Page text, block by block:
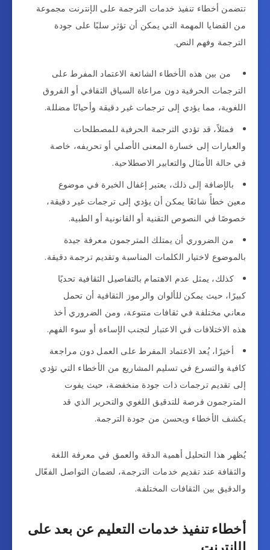
تتضمن أخطاء تنفيذ خدمات الترجمة على الإنترنت مجموعة
من القضايا المهمة التي يمكن أن تؤثر سلبًا على جودة
الترجمة وفهم النص.
من بين هذه الأخطاء الشائعة الاعتماد المفرط على
الترجمات الحرفية دون مراعاة السياق الثقافي أو الفروق
اللغوية، مما يؤدي إلى ترجمات غير دقيقة وأحيانًا مضللة.
فمثلاً، قد تؤدي الترجمة الحرفية للمصطلحات
والعبارات إلى خسارة المعنى الأصلي أو تحريفه، خاصة
في حالة الأمثال والتعابير الاصطلاحية.
بالإضافة إلى ذلك، يعتبر إغفال الخبرة في موضوع
معين خطأً شائعًا يمكن أن يؤدي إلى ترجمات غير دقيقة،
خصوصًا في النصوص التقنية أو القانونية أو الطبية.
من الضروري أن يمتلك المترجمون معرفة جيدة
بالموضوع لاختيار الكلمات المناسبة وتقديم ترجمة دقيقة.
كذلك، يمثل عدم الاهتمام بالتفاصيل الثقافية تحديًا
كبيرًا، حيث يمكن للألوان والرموز الثقافية أن تحمل
معاني مختلفة في ثقافات متنوعة، ومن الضروري أخذ
هذه الاختلافات في الاعتبار لتجنب الإساءة أو سوء الفهم.
أخيرًا، يُعد الاعتماد المفرط على العمل دون مراجعة
كافية والتسرع في تسليم المشاريع من الأخطاء التي تؤدي
إلى تقديم ترجمات ذات جودة منخفضة، حيث يفوت
المترجمون فرصة للتدقيق اللغوي والتحرير الذي قد
يكشف الأخطاء ويحسن من جودة الترجمة.
يُظهر هذا التحليل أهمية الدقة والعمق في معرفة اللغة
والثقافة عند تقديم خدمات الترجمة، لضمان التواصل الفعّال
والدقيق بين الثقافات المختلفة.
أخطاء تنفيذ خدمات التعليم عن بعد على